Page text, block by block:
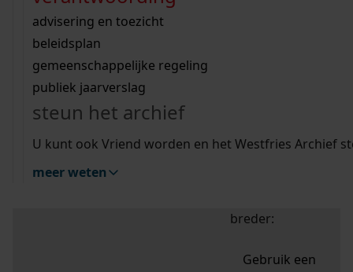
bouwvergunningen
omgevingsvergunningen
vergunningen
beeld en geluid
uitleg nodig?
Wij helpen u op weg met een aantal zoektips.
bekijk alle zoektips
Wij helpen u op weg met een aantal zoektips.
bekijk alle zoektips
bekijk ons geschiedenislokaal
advisering en toezicht
beleidsplan
gemeenschappelijke regeling
publiek jaarverslag
steun het archief
U kunt ook Vriend worden en het Westfries Archief
meer weten
zoektips
Mijn Studiezaal (inloggen)
uw zoekopdracht te
breder:
Gebruik een